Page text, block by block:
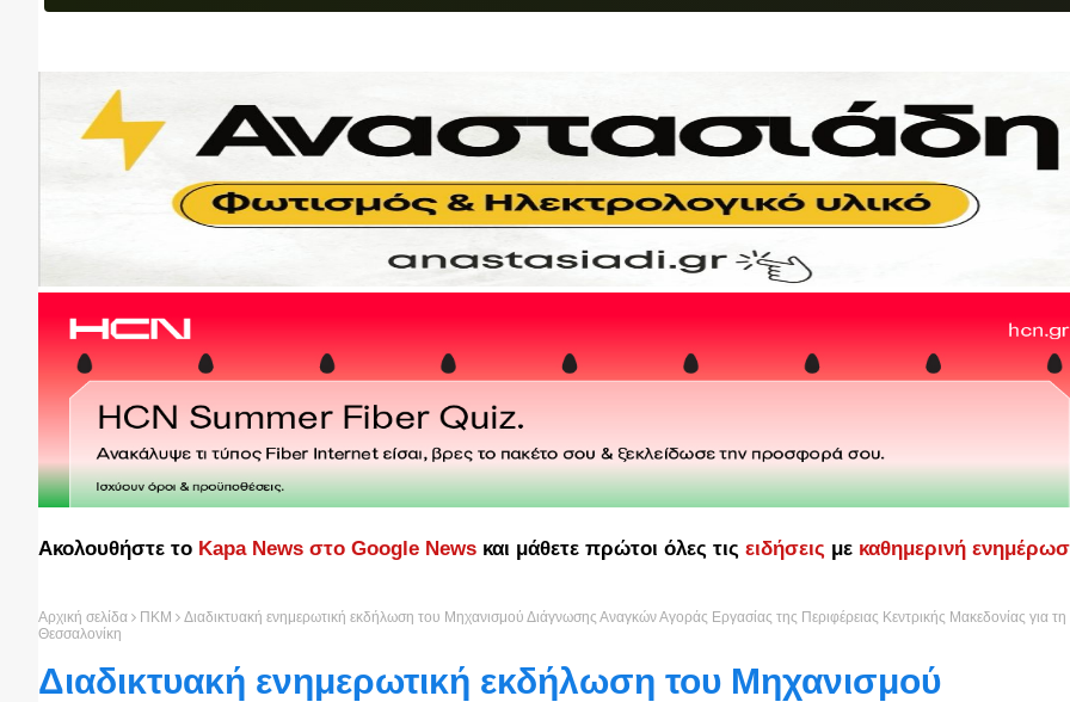
Ακολουθήστε το Kapa News στο Google News και μάθετε πρώτοι όλες τις ειδήσεις με καθημερινή
Αρχική σελίδα ΠΚΜ
Διαδικτυακή ενημερωτική εκδήλωση του Μηχανισμού Διάγνωσης Αναγκών Αγοράς Εργασίας της Περιφέρειας Κεντρικής Μακεδονίας για τη
Θεσσαλονίκη
Διαδικτυακή ενημερωτική εκδήλωση του Μηχανισμού